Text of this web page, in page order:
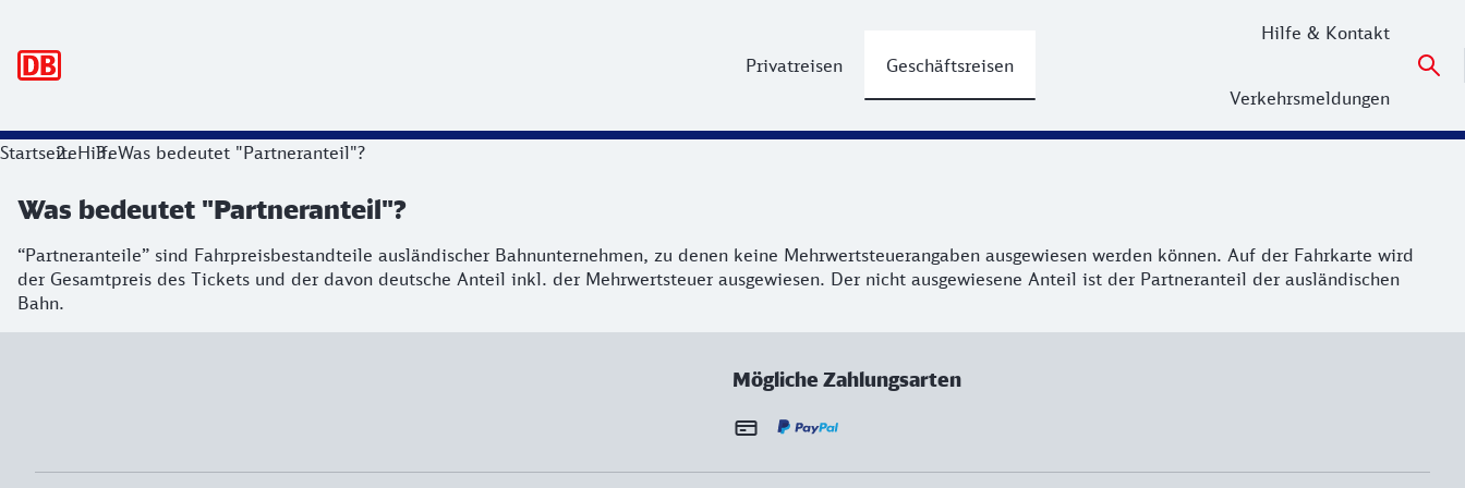
Privatreisen Geschäftsreisen
Hilfe & Kontakt
Verkehrsmeldungen
StartseiteHilfeWas bedeutet "Partneranteil"?
Was bedeutet "Partneranteil"?
“Partneranteile” sind Fahrpreisbestandteile ausländischer Bahnunternehmen, zu denen keine Mehrwertsteuerangaben ausgewiesen werden können. Auf der Fahrkarte wird
der Gesamtpreis des Tickets und der davon deutsche Anteil inkl. der Mehrwertsteuer ausgewiesen. Der nicht ausgewiesene Anteil ist der Partneranteil der ausländischen
Bahn.
Mögliche Zahlungsarten